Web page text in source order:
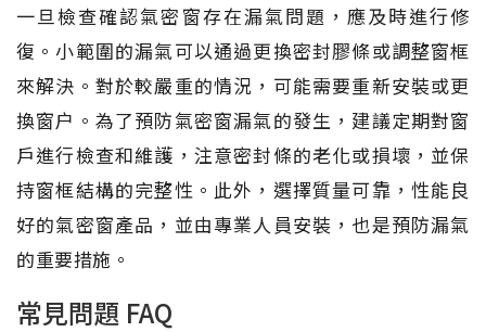
一旦檢查確認氣密窗存在漏氣問題，應及時進行修
復。小範圍的漏氣可以通過更換密封膠條或調整窗框
來解決。對於較嚴重的情況，可能需要重新安裝或更
換窗户。為了預防氣密窗漏氣的發生，建議定期對窗
戶進行檢查和維護，注意密封條的老化或損壞，並保
持窗框結構的完整性。此外，選擇質量可靠，性能良
好的氣密窗產品，並由專業人員安裝，也是預防漏氣
的重要措施。
常見問題 FAQ